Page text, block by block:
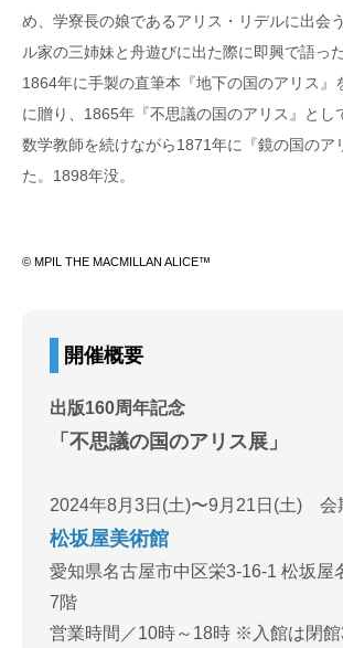
め、学寮長の娘であるアリス・リデルに出会
ル家の三姉妹と舟遊びに出た際に即興で語っ
1864年に手製の直筆本『地下の国のアリス』
に贈り、1865年『不思議の国のアリス』とし
数学教師を続けながら1871年に『鏡の国のア
た。1898年没。
© MPIL THE MACMILLAN ALICE™
開催概要
出版160周年記念
「不思議の国のアリス展」
2024年8月3日(土)〜9月21日(土) 会
松坂屋美術館
愛知県名古屋市中区栄3-16-1 松坂屋
7階
営業時間／10時～18時 ※入館は閉